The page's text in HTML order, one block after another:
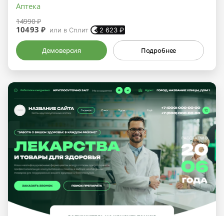
Аптека
14990 ₽
10493 ₽ или в Сплит 2 623 ₽
Демоверсия Подробнее